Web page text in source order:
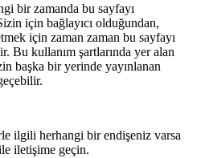
bir zamanda bu sayfayı
için bağlayıcı olduğundan,
için zaman zaman bu sayfayı
Bu kullanım şartlarında yer alan
başka bir yerinde yayınlanan
ilgili herhangi bir endişeniz varsa
iletişime geçin.